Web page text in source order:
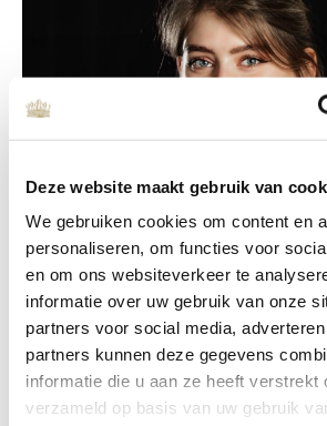
Deze website maakt gebruik van
We gebruiken cookies om content en
personaliseren, om functies voor
en om ons websiteverkeer te
informatie over uw gebruik van onze
partners voor social media,
partners kunnen deze gegevens
informatie die u aan ze heeft verstrekt
verzameld op basis van uw gebruik